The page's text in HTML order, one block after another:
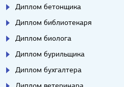
Диплом бетонщика
Диплом библиотекаря
Диплом биолога
Диплом бурильщика
Диплом бухгалтера